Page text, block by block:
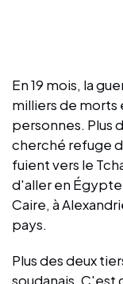
En 19 mois, la
milliers de morts
personnes. Plus
cherché refuge
fuient vers le
d'aller en
Caire, à
pays.
Plus des deux
soudanais. C'est